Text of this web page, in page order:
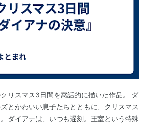
リスマス3日間を寓話的に描いた作品。 ダ
とかわいい息子たちとともに、クリスマス
ダイアナは、いつも遅刻。王室という特殊